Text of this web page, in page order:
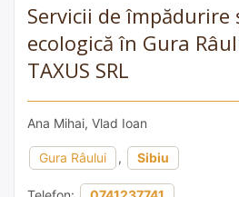
Servicii de
ecologică în Gura
TAXUS SRL
Ana Mihai, Vlad Ioan
Gura Râului , Sibiu